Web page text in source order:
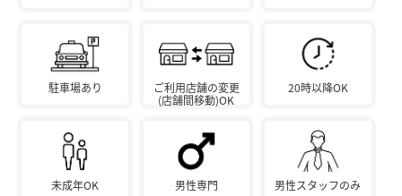
駐車場あり
ご利用店舗の変更
(店舗間移動)OK
20時以降OK
未成年OK 男性専門 男性スタッフのみ